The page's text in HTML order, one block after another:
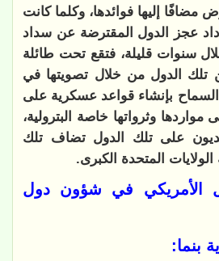
إليها فوائدها، وكلما كانت
عجز الدول المقترضة عن سداد
سنوات قليلة، فتقع تحت طائلة
تلك الدول من خلال تصويتها في
السماح بإنشاء قواعد عسكرية على
مواردها وثرواتها خاصة البترولية،
على تلك الدول تضاف تلك
المتحدة الكبرى.
الأمريكي في شؤون دول
بنما: